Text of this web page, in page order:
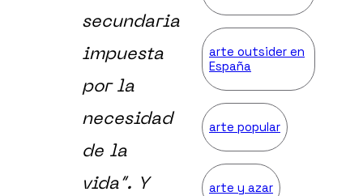
secundaria
impuesta
por la
necesidad
de la
vida”. Y
arte outsider en
España
arte popular
arte y azar